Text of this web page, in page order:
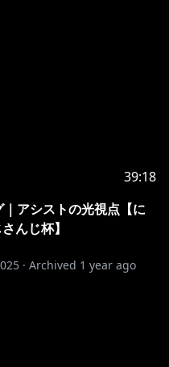
ん(@bn__bn_)
イラスト 礫粉さん
39:18
｜アシストの光視点【に
んじ杯】
· Archived 1 year ago